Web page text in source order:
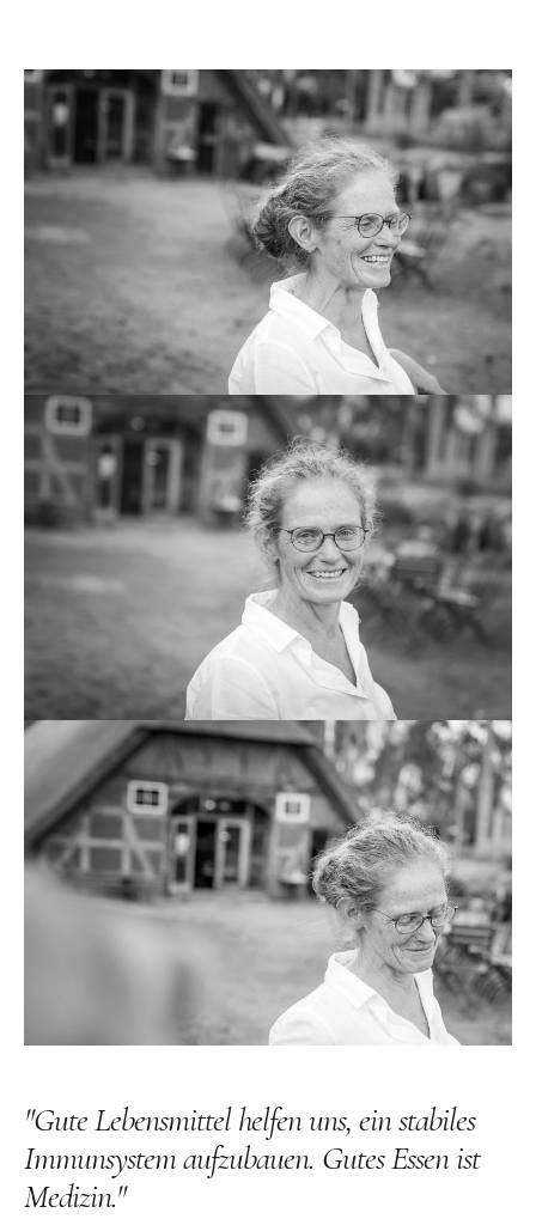
"Gute Lebensmittel helfen uns, ein stabiles
Immunsystem aufzubauen. Gutes Essen ist
Medizin."